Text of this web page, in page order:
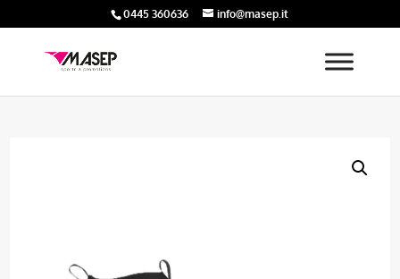
0445 360636 info@masep.it